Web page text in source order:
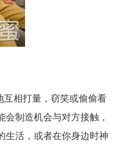
相打量，窃笑或偷偷看
制造机会与对方接触，
生活，或者在你身边时神